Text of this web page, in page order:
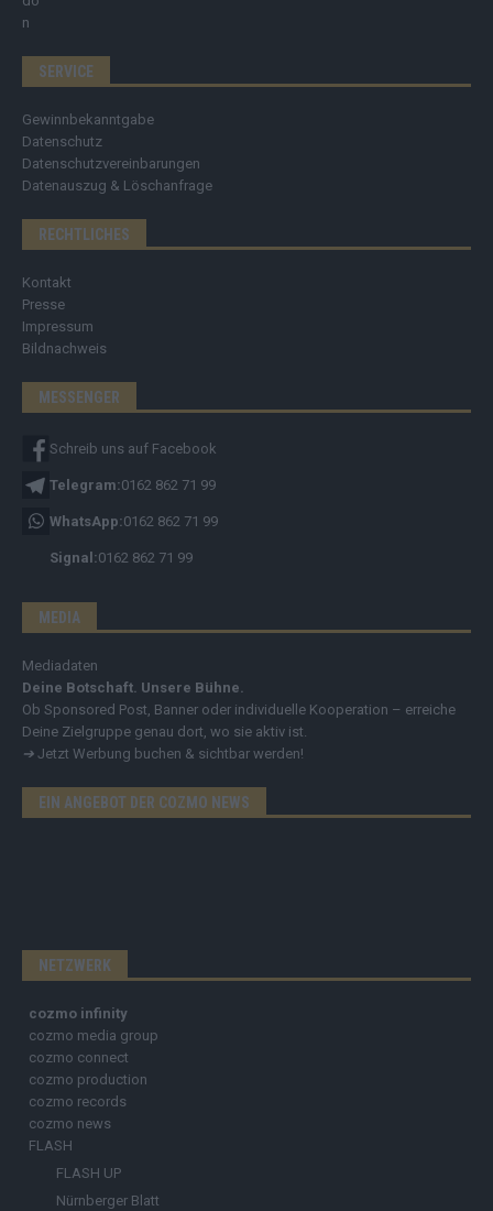
SERVICE
Gewinnbekanntgabe
Datenschutz
Datenschutzvereinbarungen
Datenauszug & Löschanfrage
RECHTLICHES
Kontakt
Presse
Impressum
Bildnachweis
MESSENGER
Schreib uns auf Facebook
Telegram:0162 862 71 99
WhatsApp:0162 862 71 99
Signal:0162 862 71 99
MEDIA
Mediadaten
Deine Botschaft. Unsere Bühne.
Ob Sponsored Post, Banner oder individuelle Kooperation – erreiche
Deine Zielgruppe genau dort, wo sie aktiv ist.
➔ Jetzt Werbung buchen & sichtbar werden!
EIN ANGEBOT DER COZMO NEWS
NETZWERK
cozmo infinity
cozmo media group
cozmo connect
cozmo production
cozmo records
cozmo news
FLASH
FLASH UP
Nürnberger Blatt